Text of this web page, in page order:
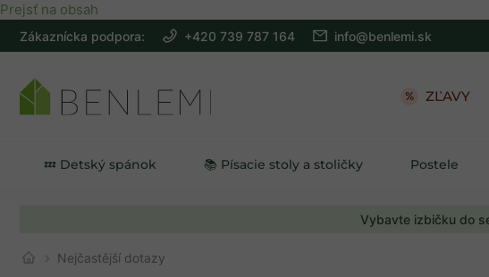
Prejsť na obsah
Vybavte izbičku do
Zákaznícka podpora: +420 739 787 164 info@benlemi.sk
ZĽAVY
💤 Detský spánok 📚 Písacie stoly a stoličky Postele
Nejčastější dotazy